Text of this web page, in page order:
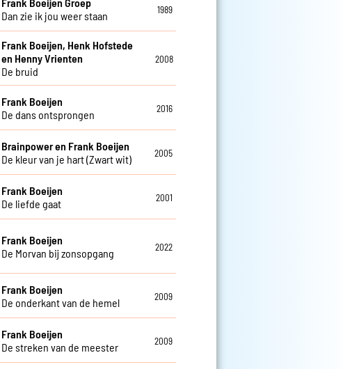
Dan zie ik jou weer staan
1989
Frank Boeijen, Henk Hofstede
en Henny Vrienten
De bruid
2008
Frank Boeijen
De dans ontsprongen
2016
Brainpower en Frank Boeijen
De kleur van je hart (Zwart wit)
2005
Frank Boeijen
De liefde gaat
2001
Frank Boeijen
De Morvan bij zonsopgang
2022
Frank Boeijen
De onderkant van de hemel
2009
Frank Boeijen
De streken van de meester
2009